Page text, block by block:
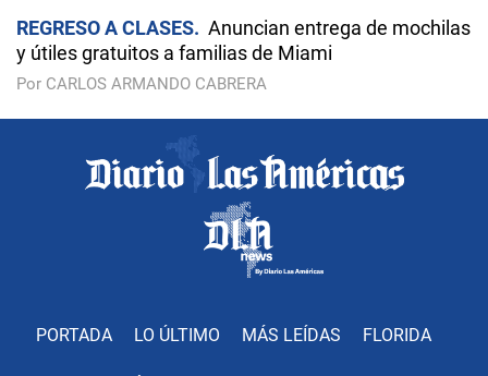
REGRESO A CLASES
Anuncian entrega de mochilas
y útiles gratuitos a familias de Miami
Por CARLOS ARMANDO CABRERA
PORTADA LO ÚLTIMO MÁS LEÍDAS FLORIDA